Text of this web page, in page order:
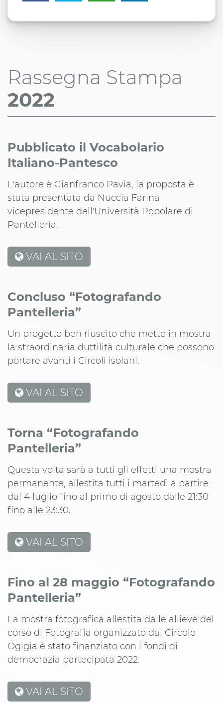
Rassegna Stampa
2022
Pubblicato il Vocabolario
Italiano-Pantesco
L'autore è Gianfranco Pavia, la proposta è
stata presentata da Nuccia Farina
vicepresidente dell'Università Popolare di
Pantelleria.
VAI AL SITO
Concluso “Fotografando
Pantelleria”
Un progetto ben riuscito che mette in mostra
la straordinaria duttilità culturale che possono
portare avanti i Circoli isolani.
VAI AL SITO
Torna “Fotografando
Pantelleria”
Questa volta sarà a tutti gli effetti una mostra
permanente, allestita tutti i martedì a partire
dal 4 luglio fino al primo di agosto dalle 21:30
fino alle 23:30.
VAI AL SITO
Fino al 28 maggio “Fotografando
Pantelleria”
La mostra fotografica allestita dalle allieve del
corso di Fotografia organizzato dal Circolo
Ogigia è stato finanziato con i fondi di
democrazia partecipata 2022.
VAI AL SITO